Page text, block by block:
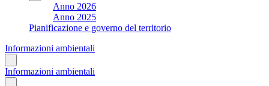
Anno 2026
Anno 2025
Pianificazione e governo del territorio
Informazioni ambientali
Informazioni ambientali